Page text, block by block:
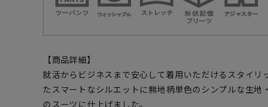
【商品詳細】
就活からビジネスまで安心して着用いただけるスタイリ
たスマートなシルエットに無地柄単色のシンプルな生地
のスーツに仕上げました。